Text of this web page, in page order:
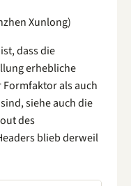
Xunlong)
dass die
erhebliche
als auch
siehe auch die
des
blieb derweil